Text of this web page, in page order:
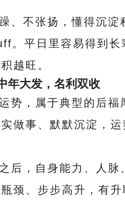
、不张扬，懂得沉淀
。平日里容易得到
越旺。
年大发，名利双收
势，属于典型的后
做事、默默沉淀，
后，自身能力、人脉
颈、步步高升，有